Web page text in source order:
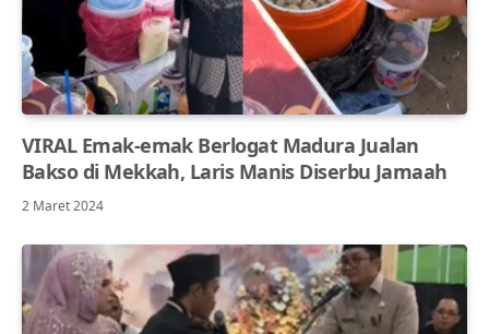
VIRAL Emak-emak Berlogat Madura Jualan
Bakso di Mekkah, Laris Manis Diserbu Jamaah
2 Maret 2024